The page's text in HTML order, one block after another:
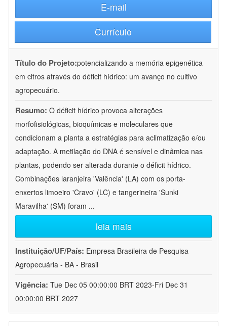
E-mail
Currículo
Título do Projeto:potencializando a memória epigenética
em citros através do déficit hídrico: um avanço no cultivo
agropecuário.
Resumo: O déficit hídrico provoca alterações
morfofisiológicas, bioquímicas e moleculares que
condicionam a planta a estratégias para aclimatização e/ou
adaptação. A metilação do DNA é sensível e dinâmica nas
plantas, podendo ser alterada durante o déficit hídrico.
Combinações laranjeira 'Valência' (LA) com os porta-
enxertos limoeiro 'Cravo' (LC) e tangerineira 'Sunki
Maravilha' (SM) foram ...
leia mais
Instituição/UF/País: Empresa Brasileira de Pesquisa
Agropecuária - BA - Brasil
Vigência: Tue Dec 05 00:00:00 BRT 2023-Fri Dec 31
00:00:00 BRT 2027